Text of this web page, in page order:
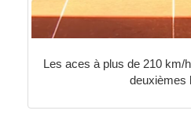
Les aces à plus de 210 km/
deuxièmes